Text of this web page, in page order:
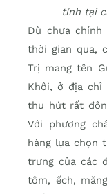
tỉnh tại
Dù chưa
thời gian qua,
Trị mang tên
Khôi, ở địa chỉ
thu hút rất
Với phương
hàng lựa chọn
trưng của các
tôm, ếch,